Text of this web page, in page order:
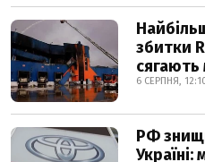
збитки
сягають
6 СЕРПНЯ,
РФ